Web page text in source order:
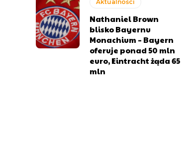
Aktualności
Nathaniel Brown
blisko Bayernu
Monachium – Bayern
oferuje ponad 50 mln
euro, Eintracht żąda 65
mln